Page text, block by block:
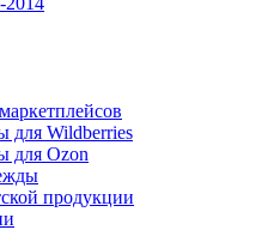
для Wildberries
для Ozon
продукции